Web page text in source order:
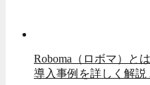
Roboma（ロボマ）と
導入事例を詳しく解説